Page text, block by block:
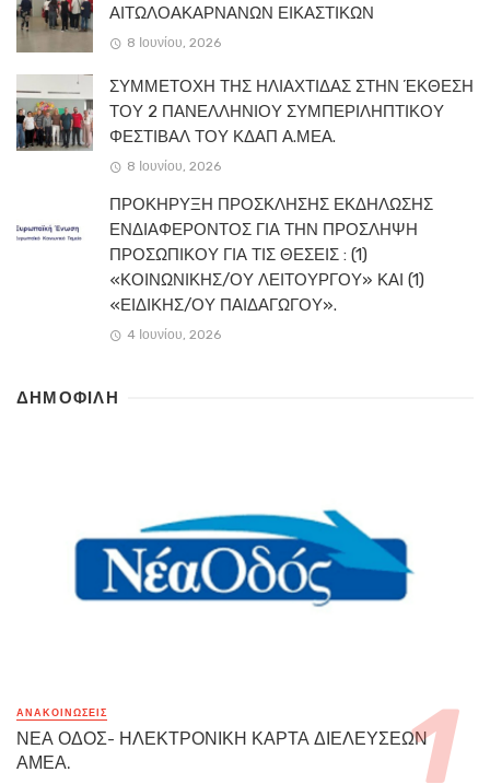
ΑΙΤΩΛΟΑΚΑΡΝΑΝΩΝ ΕΙΚΑΣΤΙΚΩΝ
8 Ιουνίου, 2026
ΣΥΜΜΕΤΟΧΗ ΤΗΣ ΗΛΙΑΧΤΙΔΑΣ ΣΤΗΝ ΈΚΘΕΣΗ
ΤΟΥ 2 ΠΑΝΕΛΛΗΝΙΟΥ ΣΥΜΠΕΡΙΛΗΠΤΙΚΟΥ
ΦΕΣΤΙΒΑΛ ΤΟΥ ΚΔΑΠ Α.ΜΕΑ.
8 Ιουνίου, 2026
ΠΡΟΚΗΡΥΞΗ ΠΡΟΣΚΛΗΣΗΣ ΕΚΔΗΛΩΣΗΣ
ΕΝΔΙΑΦΕΡΟΝΤΟΣ ΓΙΑ ΤΗΝ ΠΡΟΣΛΗΨΗ
ΠΡΟΣΩΠΙΚΟΥ ΓΙΑ ΤΙΣ ΘΕΣΕΙΣ : (1)
«ΚΟΙΝΩΝΙΚΗΣ/ΟΥ ΛΕΙΤΟΥΡΓΟΥ» ΚΑΙ (1)
«ΕΙΔΙΚΗΣ/ΟΥ ΠΑΙΔΑΓΩΓΟΥ».
4 Ιουνίου, 2026
ΔΗΜΟΦΙΛΗ
ΑΝΑΚΟΙΝΏΣΕΙΣ
ΝΕΑ ΟΔΟΣ- ΗΛΕΚΤΡΟΝΙΚΗ ΚΑΡΤΑ ΔΙΕΛΕΥΣΕΩΝ
ΑΜΕΑ.